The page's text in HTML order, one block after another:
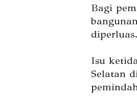
Bagi
diperluas.
Isu
Selatan